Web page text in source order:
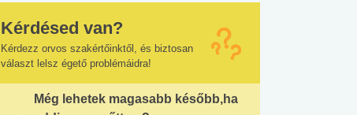
Kérdésed van?
Kérdezz orvos szakértőinktől, és biztosan
választ lelsz égető problémáidra!
Még lehetek magasabb később,ha